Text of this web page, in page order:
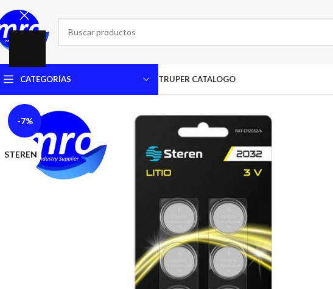
CATEGORÍAS TRUPER CATALOGO
-7%
STEREN